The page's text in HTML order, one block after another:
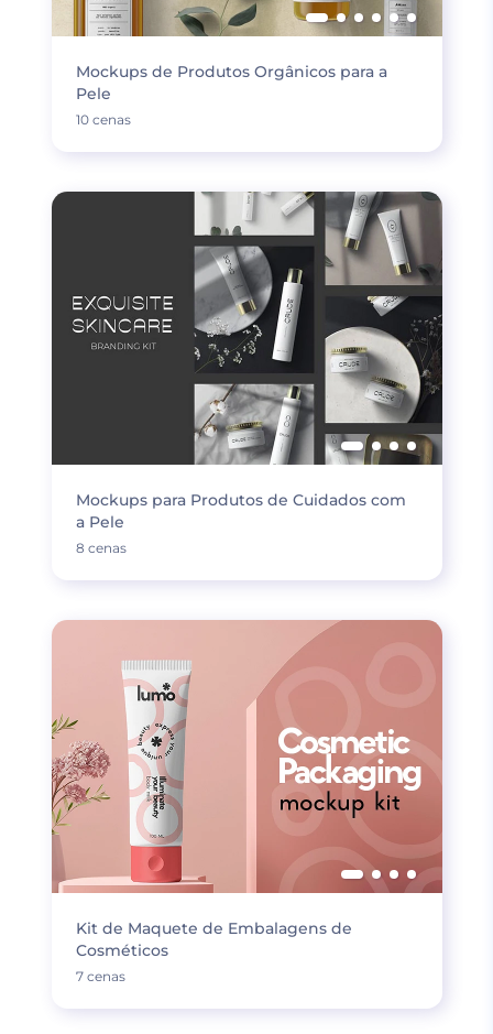
Mockups de Produtos Orgânicos para a
Pele
10 cenas
Mockups para Produtos de Cuidados com
a Pele
8 cenas
Kit de Maquete de Embalagens de
Cosméticos
7 cenas